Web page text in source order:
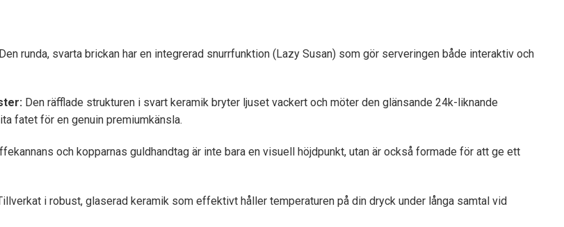
Den runda, svarta brickan har en integrerad snurrfunktion (Lazy Susan) som gör serveringen både interaktiv och
Den räfflade strukturen i svart keramik bryter ljuset vackert och möter den glänsande 24k-liknande
fatet för en genuin premiumkänsla.
och kopparnas guldhandtag är inte bara en visuell höjdpunkt, utan är också formade för att ge ett
i robust, glaserad keramik som effektivt håller temperaturen på din dryck under långa samtal vid